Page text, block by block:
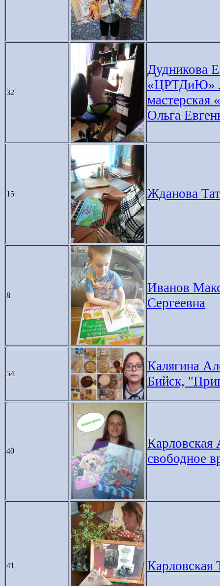
32
Дудникова
«ЦРТДиЮ»
мастерская
Ольга
15 Жданова
8
Иванов
Сергеевна
54
Калягина
Бийск,
40
Карловская
свободное
41 Карловская